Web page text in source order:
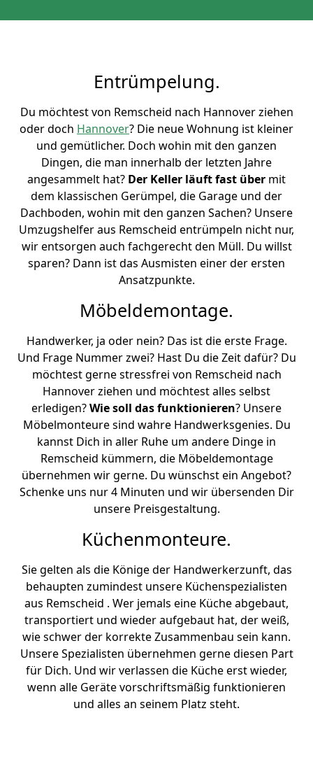
Entrümpelung.
Du möchtest von Remscheid nach Hannover ziehen
oder doch Hannover? Die neue Wohnung ist kleiner
und gemütlicher. Doch wohin mit den ganzen
Dingen, die man innerhalb der letzten Jahre
angesammelt hat? Der Keller läuft fast über mit
dem klassischen Gerümpel, die Garage und der
Dachboden, wohin mit den ganzen Sachen? Unsere
Umzugshelfer aus Remscheid entrümpeln nicht nur,
wir entsorgen auch fachgerecht den Müll. Du willst
sparen? Dann ist das Ausmisten einer der ersten
Ansatzpunkte.
Möbeldemontage.
Handwerker, ja oder nein? Das ist die erste Frage.
Und Frage Nummer zwei? Hast Du die Zeit dafür? Du
möchtest gerne stressfrei von Remscheid nach
Hannover ziehen und möchtest alles selbst
erledigen?Wie soll das funktionieren? Unsere
Möbelmonteure sind wahre Handwerksgenies. Du
kannst Dich in aller Ruhe um andere Dinge in
Remscheid kümmern, die Möbeldemontage
übernehmen wir gerne. Du wünschst ein Angebot?
Schenke uns nur 4 Minuten und wir übersenden Dir
unsere Preisgestaltung.
Küchenmonteure.
Sie gelten als die Könige der Handwerkerzunft, das
behaupten zumindest unsere Küchenspezialisten
aus Remscheid . Wer jemals eine Küche abgebaut,
transportiert und wieder aufgebaut hat, der weiß,
wie schwer der korrekte Zusammenbau sein kann.
Unsere Spezialisten übernehmen gerne diesen Part
für Dich. Und wir verlassen die Küche erst wieder,
wenn alle Geräte vorschriftsmäßig funktionieren
und alles an seinem Platz steht.